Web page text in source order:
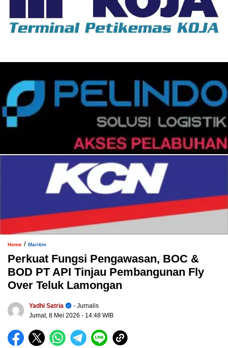
Home / Maritim
Perkuat Fungsi Pengawasan, BOC &
BOD PT API Tinjau Pembangunan Fly
Over Teluk Lamongan
Yadhi Satria
- Jurnalis
Jumat, 8 Mei 2026 - 14:48 WIB